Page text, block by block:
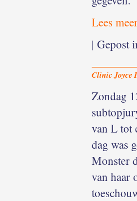
Lees
| Gepost
Clinic Joyce
Zondag
van L tot
dag was
Monster
van haar